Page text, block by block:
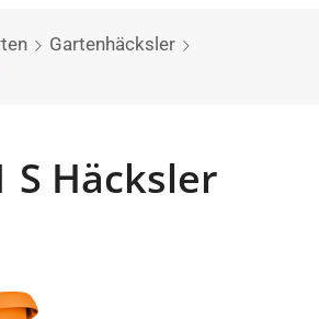
Gartenhäcksler
S Häcksler